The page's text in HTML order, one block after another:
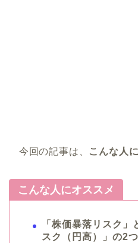
今回の記事は、 こんな人
こんな人にオススメ
「株価暴落リスク」
スク（円高）」の2